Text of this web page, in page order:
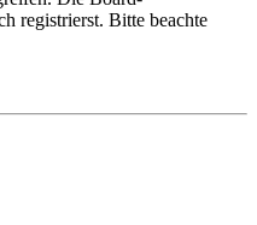
registrierst. Bitte beachte